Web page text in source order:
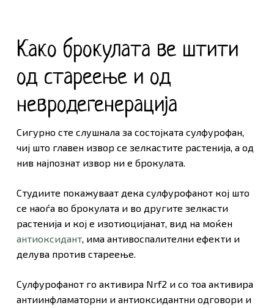
Како брокулата ве штити
од стареење и од
невродегенерација
Сигурно сте слушнала за состојката сулфурофан,
чиј што главен извор се зелкастите растенија, а од
нив најпознат извор ни е брокулата.
Студиите покажуваат дека сулфурофанот кој што
се наоѓа во брокулата и во другите зелкасти
растенија и кој е изотиоцијанат, вид на моќен
антиоксидант, има антивоспалителни ефекти и
делува против стареење.
Сулфурофанот го активира Nrf2 и со тоа активира
антиинфламаторни и антиоксидантни одговори и